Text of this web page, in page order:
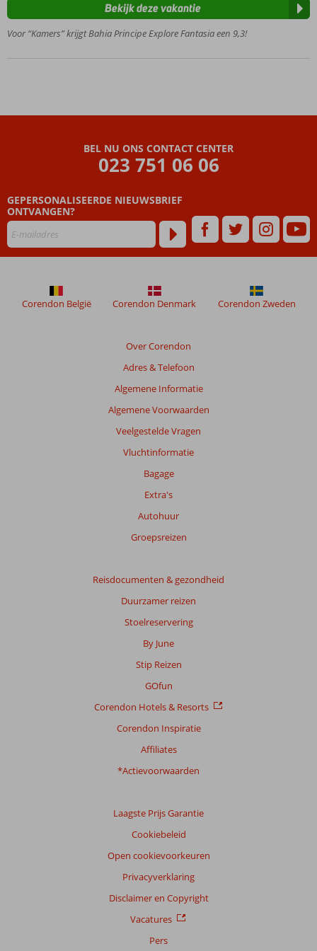
opgezet
met
zwembaden
Voor “Kamers” krijgt Bahia Principe Explore Fantasia een 9,3!
Bekijk deze vakantie
BEL NU ONS CONTACT CENTER
023 751 06 06
GEPERSONALISEERDE NIEUWSBRIEF
ONTVANGEN?
Over Corendon
Adres & Telefoon
Algemene Informatie
Algemene Voorwaarden
Veelgestelde Vragen
Vluchtinformatie
Bagage
Extra's
Autohuur
Groepsreizen
Reisdocumenten & gezondheid
Duurzamer reizen
Stoelreservering
By June
Stip Reizen
GOfun
Corendon Hotels & Resorts
Corendon Inspiratie
Affiliates
*Actievoorwaarden
Laagste Prijs Garantie
Cookiebeleid
Open cookievoorkeuren
Privacyverklaring
Disclaimer en Copyright
Vacatures
Pers
Corendon België Corendon Denmark Corendon Zweden